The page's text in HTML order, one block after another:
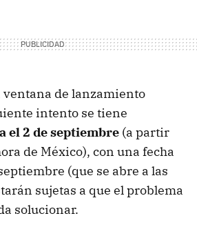
de lanzamiento
intento se tiene
el 2 de septiembre (a partir
de México), con una fecha
(que se abre a las
sujetas a que el problema
solucionar.